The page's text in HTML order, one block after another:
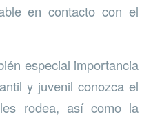
en contacto con el
especial importancia
y juvenil conozca el
rodea, así como la